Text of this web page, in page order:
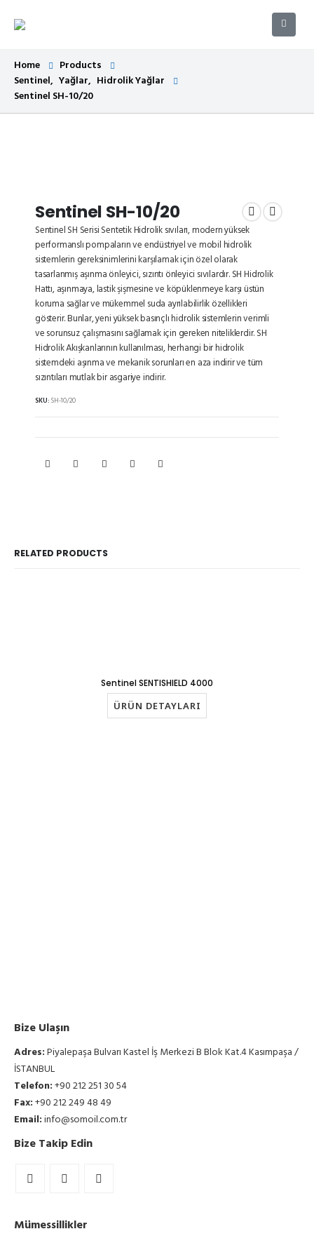
Home
Products
Sentinel, Yağlar, Hidrolik Yağlar
Sentinel SH-10/20
Sentinel SH-10/20
Sentinel SH Serisi Sentetik Hidrolik sıvıları, modern yüksek
performanslı pompaların ve endüstriyel ve mobil hidrolik
sistemlerin gereksinimlerini karşılamak için özel olarak
tasarlanmış aşınma önleyici, sızıntı önleyici sıvılardır. SH Hidrolik
Hattı, aşınmaya, lastik şişmesine ve köpüklenmeye karşı üstün
koruma sağlar ve mükemmel suda ayrılabilirlik özellikleri
gösterir. Bunlar, yeni yüksek basınçlı hidrolik sistemlerin verimli
ve sorunsuz çalışmasını sağlamak için gereken niteliklerdir. SH
Hidrolik Akışkanlarının kullanılması, herhangi bir hidrolik
sistemdeki aşınma ve mekanik sorunları en aza indirir ve tüm
sızıntıları mutlak bir asgariye indirir.
SKU: SH-10/20
RELATED PRODUCTS
Sentinel SENTISHIELD 4000
ÜRÜN DETAYLARI
Bize Ulaşın
Adres:Piyalepaşa Bulvarı Kastel İş Merkezi B Blok Kat.4 Kasımpaşa /
İSTANBUL
Telefon:+90 212 251 30 54
Fax:+90 212 249 48 49
Email:info@somoil.com.tr
Bize Takip Edin
Mümessillikler